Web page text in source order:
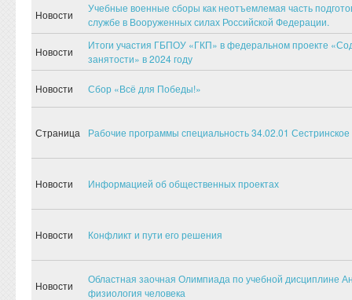
Новости
Учебные военные сборы как неотъемлемая часть
службе в Вооруженных силах Российской Федерации.
Новости
Итоги участия ГБПОУ «ГКП» в федеральном проекте
занятости» в 2024 году
Новости Сбор «Всё для Победы!»
Страница Рабочие программы специальность 34.02.01
Новости Информацией об общественных проектах
Новости Конфликт и пути его решения
Новости
Областная заочная Олимпиада по учебной дисциплине
физиология человека